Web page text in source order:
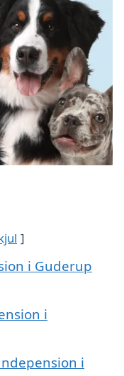
i Guderup
i
i